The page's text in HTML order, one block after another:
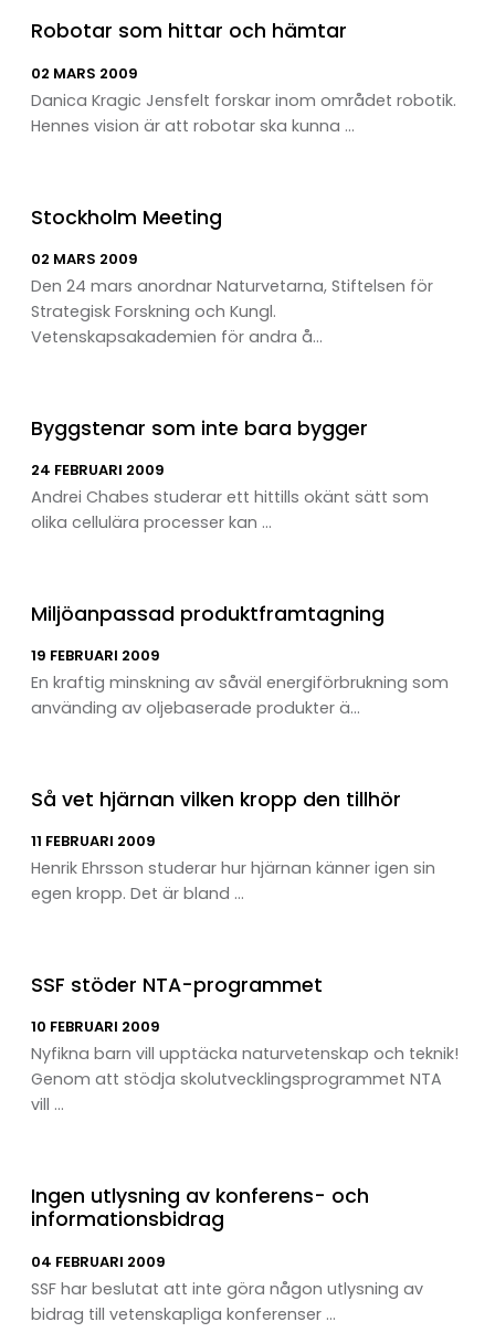
Robotar som hittar och hämtar
02 MARS 2009
Danica Kragic Jensfelt forskar inom området robotik.
Hennes vision är att robotar ska kunna ...
Stockholm Meeting
02 MARS 2009
Den 24 mars anordnar Naturvetarna, Stiftelsen för
Strategisk Forskning och Kungl.
Vetenskapsakademien för andra å...
Byggstenar som inte bara bygger
24 FEBRUARI 2009
Andrei Chabes studerar ett hittills okänt sätt som
olika cellulära processer kan ...
Miljöanpassad produktframtagning
19 FEBRUARI 2009
En kraftig minskning av såväl energiförbrukning som
använding av oljebaserade produkter ä...
Så vet hjärnan vilken kropp den tillhör
11 FEBRUARI 2009
Henrik Ehrsson studerar hur hjärnan känner igen sin
egen kropp. Det är bland ...
SSF stöder NTA-programmet
10 FEBRUARI 2009
Nyfikna barn vill upptäcka naturvetenskap och teknik!
Genom att stödja skolutvecklingsprogrammet NTA
vill ...
Ingen utlysning av konferens- och
informationsbidrag
04 FEBRUARI 2009
SSF har beslutat att inte göra någon utlysning av
bidrag till vetenskapliga konferenser ...